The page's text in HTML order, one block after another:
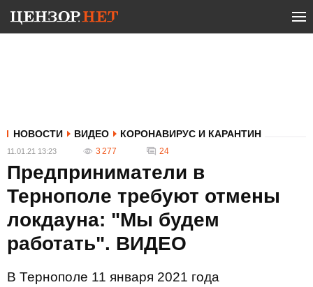
НОВОСТИ ВИДЕО КОРОНАВИРУС И КАРАНТИН
11.01.21 13:23 3 277 24
Предприниматели в
Тернополе требуют отмены
локдауна: "Мы будем
работать". ВИДЕО
В Тернополе 11 января 2021 года